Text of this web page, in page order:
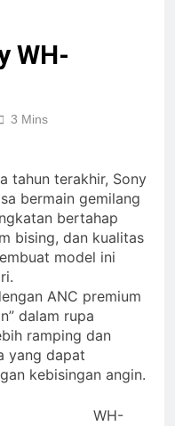
WH-
3 Mins
tahun terakhir, Sony
bermain gemilang
bertahap
bising, dan kualitas
model ini
ANC premium
dalam rupa
ramping dan
yang dapat
kebisingan angin.
WH-